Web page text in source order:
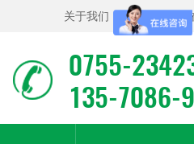
关于我们 | 联系我们 |
0755-
135-7086-